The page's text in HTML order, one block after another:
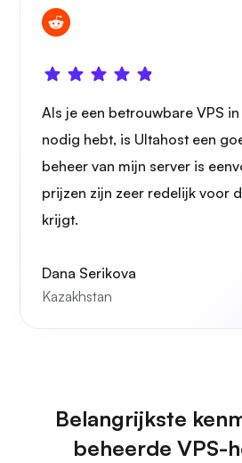
Als je een betrouwbare VPS
nodig hebt, is Ultahost een
beheer van mijn server is
prijzen zijn zeer redelijk voor
krijgt.
Dana Serikova
Kazakhstan
Belangrijkste
beheerde VPS-